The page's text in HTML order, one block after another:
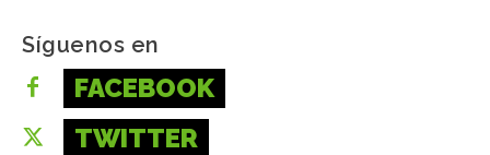
Síguenos en
FACEBOOK
TWITTER